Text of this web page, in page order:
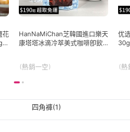
花
HanNaMiChan芝韓國進口樂天
康塔塔冰滴冷萃美式咖啡卽飲
(熱銷一空)
优
(熱
四角褲(1)